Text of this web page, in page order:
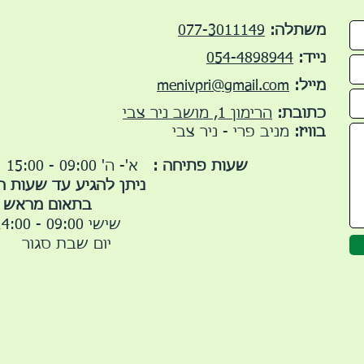
משתלה: 077-3011149
נייד: 054-4898944
מייל: menivpri@gmail.com
כתובת: הרימון 1, מושב ניר צבי
שעות פתיחה :
א'- ה' 09:00 - 15:00
ניתן להגיע עד
בתאום מראש
שישי 09:00 - 14:00
יום שבת סגור
בוויז: מניב פרי - ניר צבי